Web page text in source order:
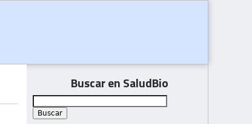
Buscar en SaludBio